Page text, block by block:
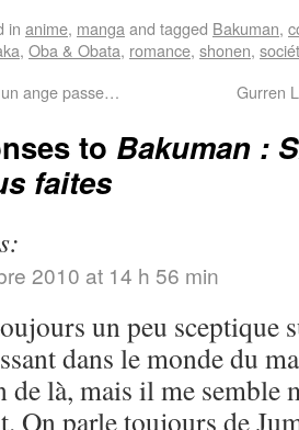
in anime, manga and tagged Bakuman,
, Oba & Obata, romance, shonen,
ange passe… Gurren
to Bakuman :
faites
2010 at 14 h 56 min
un peu sceptique
dans le monde du
de là, mais il me semble
On parle toujours de